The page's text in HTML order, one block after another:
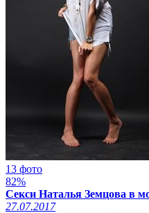
13 фото
82%
Секси Наталья Земцова в
27.07.2017